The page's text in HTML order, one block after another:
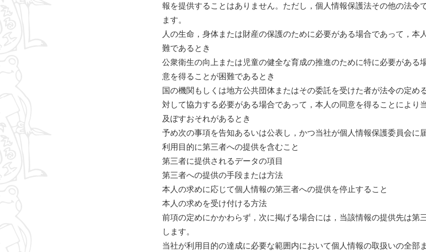
報を提供することはありません。ただし，個人情報保護法その他の法令
ます。
人の生命，身体または財産の保護のために必要がある場合であって，本
難であるとき
公衆衛生の向上または児童の健全な育成の推進のために特に必要がある
意を得ることが困難であるとき
国の機関もしくは地方公共団体またはその委託を受けた者が法令の定め
対して協力する必要がある場合であって，本人の同意を得ることにより
及ぼすおそれがあるとき
予め次の事項を告知あるいは公表し，かつ当社が個人情報保護委員会に
利用目的に第三者への提供を含むこと
第三者に提供されるデータの項目
第三者への提供の手段または方法
本人の求めに応じて個人情報の第三者への提供を停止すること
本人の求めを受け付ける方法
前項の定めにかかわらず，次に掲げる場合には，当該情報の提供先は第
します。
当社が利用目的の達成に必要な範囲内において個人情報の取扱いの全部